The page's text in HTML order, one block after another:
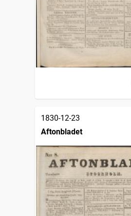
1830-12-23
Aftonbladet